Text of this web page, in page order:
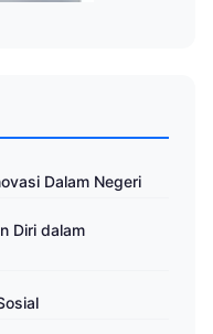
Dalam Negeri
Diri dalam